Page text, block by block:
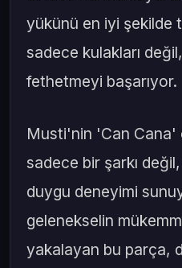
yükünü en iyi şekilde
sadece kulakları
fethetmeyi başarıyor.
Musti'nin 'Can Cana'
sadece bir şarkı
duygu deneyimi
gelenekselin
yakalayan bu parça,